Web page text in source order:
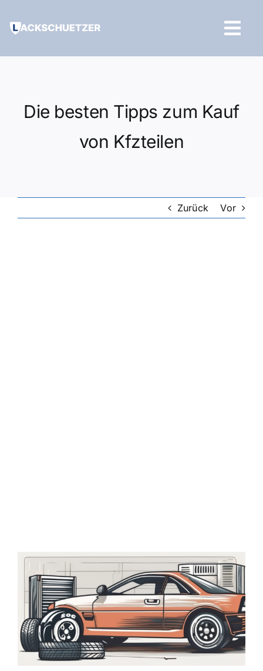
Inhalt
Die besten Tipps zum Kauf
von Kfzteilen
Zurück Vor
Zeige
grösseres
Bild